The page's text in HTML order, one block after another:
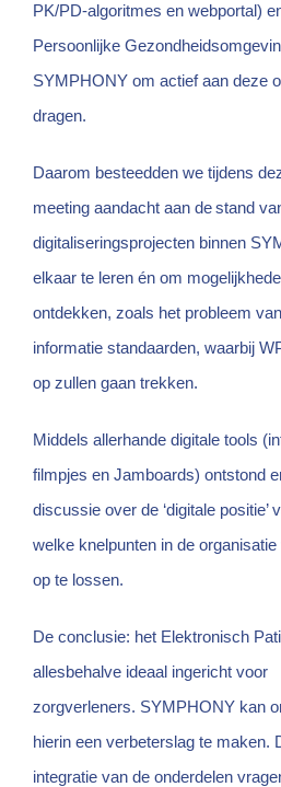
PK/PD-algoritmes en webportal)
Persoonlijke
SYMPHONY om actief aan deze
dragen.
Daarom besteedden we tijdens
meeting aandacht aan de stand
digitaliseringsprojecten binnen
elkaar te leren én om
ontdekken, zoals het probleem
informatie standaarden, waarbij
op zullen gaan trekken.
Middels allerhande digitale tools
filmpjes en Jamboards) ontstond
discussie over de ‘digitale positie’
welke knelpunten in de
op te lossen.
De conclusie: het Elektronisch
allesbehalve ideaal ingericht voor
zorgverleners. SYMPHONY kan
hierin een verbeterslag te maken.
integratie van de onderdelen